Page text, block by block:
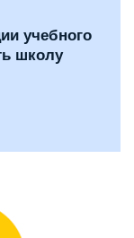
учебного
школу